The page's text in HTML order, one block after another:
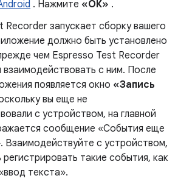
. Нажмите «ОК» .
Recorder запускает сборку вашего
должно быть установлено
чем Espresso Test Recorder
взаимодействовать с ним. После
появляется окно «Запись
вы еще не
с устройством, на главной
сообщение «События еще
Взаимодействуйте с устройством,
регистрировать такие события, как
текста».